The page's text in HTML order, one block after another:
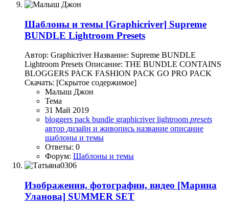
Шаблоны и темы [Graphicriver] Supreme
BUNDLE Lightroom Presets
Автор: Graphicriver Название: Supreme BUNDLE
Lightroom Presets Описание: THE BUNDLE CONTAINS
BLOGGERS PACK FASHION PACK GO PRO PACK
Скачать: [Скрытое содержимое]
Малыш Джон
Тема
31 Май 2019
bloggers pack bundle graphicriverlightroom presets
автор дизайн и живопись название описание
шаблоны и темы
Ответы: 0
Форум: Шаблоны и темы
Изображения, фотографии, видео [Марина
Уланова] SUMMER SET